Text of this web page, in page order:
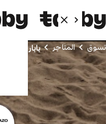
تسوق المتاجر بابارازو